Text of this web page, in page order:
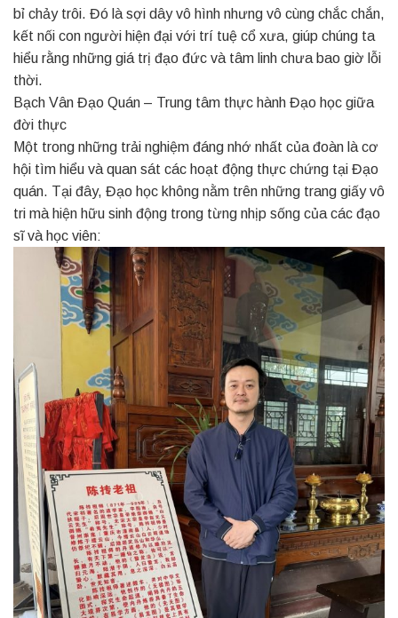
bỉ chảy trôi. Đó là sợi dây vô hình nhưng vô cùng chắc chắn,
kết nối con người hiện đại với trí tuệ cổ xưa, giúp chúng ta
hiểu rằng những giá trị đạo đức và tâm linh chưa bao giờ lỗi
thời.
Bạch Vân Đạo Quán – Trung tâm thực hành Đạo học giữa
đời thực
Một trong những trải nghiệm đáng nhớ nhất của đoàn là cơ
hội tìm hiểu và quan sát các hoạt động thực chứng tại Đạo
quán. Tại đây, Đạo học không nằm trên những trang giấy vô
tri mà hiện hữu sinh động trong từng nhịp sống của các đạo
sĩ và học viên: